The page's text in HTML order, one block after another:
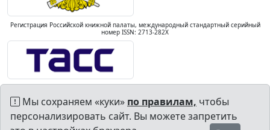
Регистрация Российской книжной палаты, международный стандартный серийный
номер ISSN: 2713-282X
Мы сохраняем «куки» по правилам, чтобы
персонализировать сайт. Вы можете запретить